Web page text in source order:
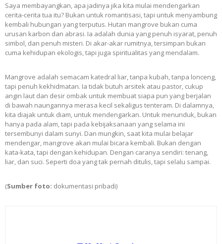
Saya membayangkan, apa jadinya jika kita mulai mendengarkan
cerita-cerita tua itu? Bukan untuk romantisasi, tapi untuk menyambung
kembali hubungan yang terputus. Hutan mangrove bukan cuma
urusan karbon dan abrasi. Ia adalah dunia yang penuh isyarat, penuh
simbol, dan penuh misteri. Di akar-akar rumitnya, tersimpan bukan
cuma kehidupan ekologis, tapi juga spiritualitas yang mendalam.
Mangrove adalah semacam katedral liar, tanpa kubah, tanpa lonceng,
tapi penuh kekhidmatan. Ia tidak butuh arsitek atau pastor, cukup
angin laut dan desir ombak untuk membuat siapa pun yang berjalan
di bawah naungannya merasa kecil sekaligus tenteram. Di dalamnya,
kita diajak untuk diam, untuk mendengarkan. Untuk menunduk, bukan
hanya pada alam, tapi pada kebijaksanaan yang selama ini
tersembunyi dalam sunyi. Dan mungkin, saat kita mulai belajar
mendengar, mangrove akan mulai bicara kembali. Bukan dengan
kata-kata, tapi dengan kehidupan. Dengan caranya sendiri: tenang,
liar, dan suci. Seperti doa yang tak pernah ditulis, tapi selalu sampai.
(Sumber foto: dokumentasi pribadi)